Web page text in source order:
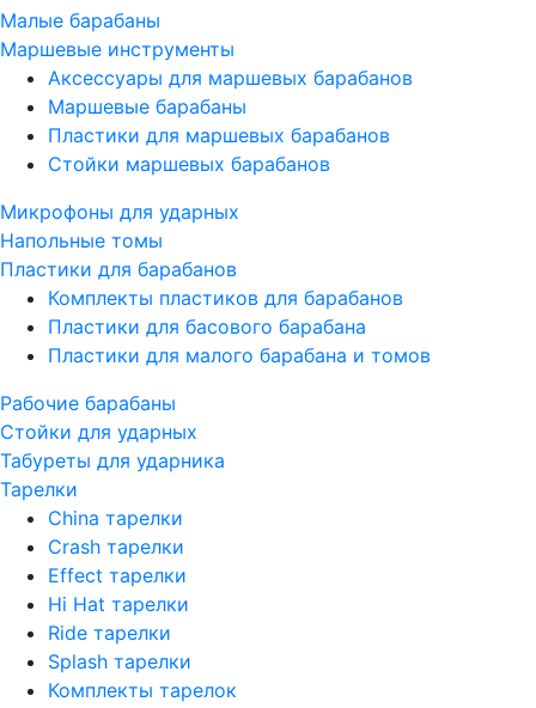
Малые барабаны
Маршевые инструменты
Аксессуары для маршевых барабанов
Маршевые барабаны
Пластики для маршевых барабанов
Стойки маршевых барабанов
Микрофоны для ударных
Напольные томы
Пластики для барабанов
Комплекты пластиков для барабанов
Пластики для басового барабана
Пластики для малого барабана и томов
Рабочие барабаны
Стойки для ударных
Табуреты для ударника
Тарелки
China тарелки
Crash тарелки
Effect тарелки
Hi Hat тарелки
Ride тарелки
Splash тарелки
Комплекты тарелок